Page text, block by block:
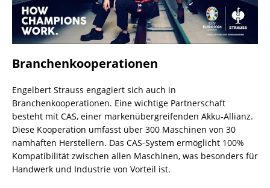
Branchenkooperationen
Engelbert Strauss engagiert sich auch in
Branchenkooperationen. Eine wichtige Partnerschaft
besteht mit CAS, einer markenübergreifenden Akku-Allianz.
Diese Kooperation umfasst über 300 Maschinen von 30
namhaften Herstellern. Das CAS-System ermöglicht 100%
Kompatibilität zwischen allen Maschinen, was besonders für
Handwerk und Industrie von Vorteil ist.